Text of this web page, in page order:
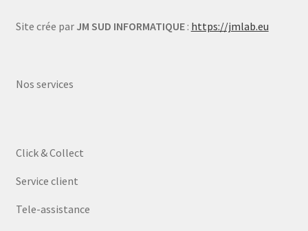
Site crée par JM SUD INFORMATIQUE: https://jmlab.eu
Nos services
Click & Collect
Service client
Tele-assistance